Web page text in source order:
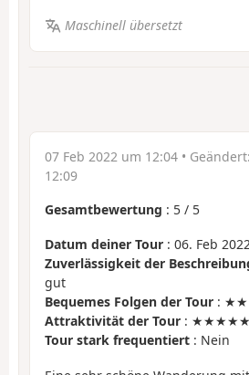
Maschinell übersetzt
07 Feb 2022 um 12:04 • Geändert:
12:09
Gesamtbewertung : 5 / 5
Datum deiner Tour : 06. Feb
Zuverlässigkeit der
gut
Bequemes Folgen der Tour :
Attraktivität der Tour : ★★★★★
Tour stark frequentiert : Nein